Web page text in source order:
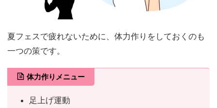
夏フェスで疲れないために、体力作りをしておくのも
一つの策です。
体力作りメニュー
足上げ運動